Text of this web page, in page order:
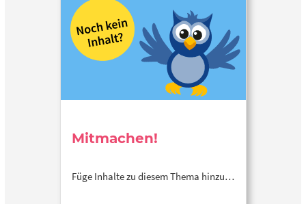
Mitmachen!
Füge Inhalte zu diesem Thema hinzu…